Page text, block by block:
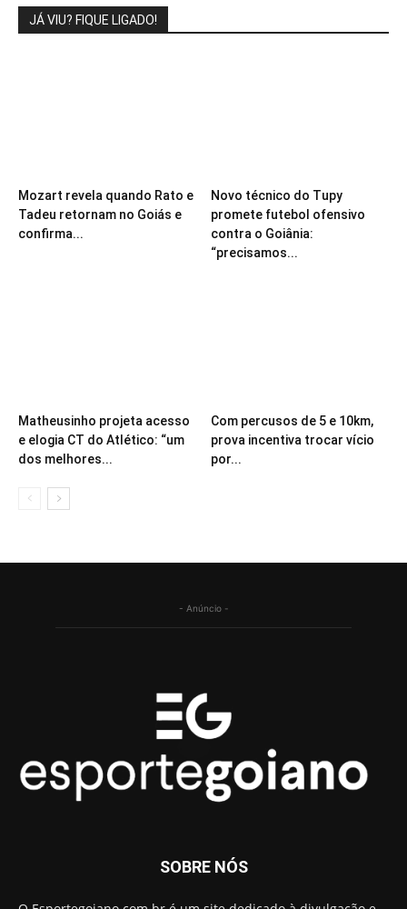
JÁ VIU? FIQUE LIGADO!
Mozart revela quando Rato e
Tadeu retornam no Goiás e
confirma...
Novo técnico do Tupy
promete futebol ofensivo
contra o Goiânia:
“precisamos...
Matheusinho projeta acesso
e elogia CT do Atlético: “um
dos melhores...
Com percusos de 5 e 10km,
prova incentiva trocar vício
por...
- Anúncio -
SOBRE NÓS